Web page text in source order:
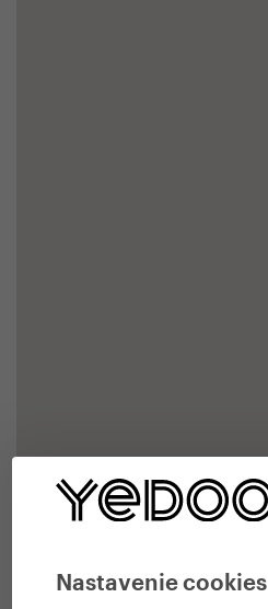
Nastavenie cookies